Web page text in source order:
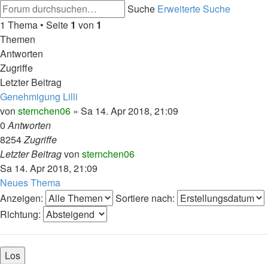
Suche Erweiterte Suche
1 Thema • Seite 1 von 1
Themen
Antworten
Zugriffe
Letzter Beitrag
Genehmigung Lilli
von sternchen06 » Sa 14. Apr 2018, 21:09
0Antworten
8254Zugriffe
Letzter Beitragvon sternchen06
Sa 14. Apr 2018, 21:09
Neues Thema
Anzeigen:
Sortiere nach:
Richtung: